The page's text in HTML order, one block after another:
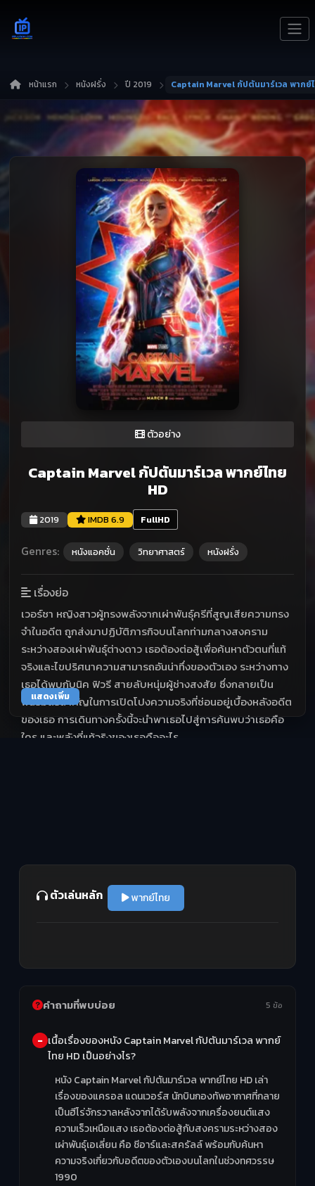
หน้าแรก หนังฝรั่ง ปี 2019 Captain Marvel กัปตันมาร์เวล พากย์
ตัวอย่าง
Captain Marvel กัปตันมาร์เวล พากย์ไทย
HD
2019 IMDB 6.9 FullHD
Genres: หนังแอคชั่น วิทยาศาสตร์ หนังฝรั่ง
เรื่องย่อ
เวอร์ซา หญิงสาวผู้ทรงพลังจากเผ่าพันธุ์ครีที่สูญเสียความทรง
จำในอดีต ถูกส่งมาปฏิบัติภารกิจบนโลกท่ามกลางสงคราม
ระหว่างสองเผ่าพันธุ์ต่างดาว เธอต้องต่อสู้เพื่อค้นหาตัวตนที่แท้
จริงและไขปริศนาความสามารถอันน่าทึ่งของตัวเอง ระหว่างทาง
เธอได้พบกับนิค ฟิวรี สายลับหนุ่มผู้ช่างสงสัย ซึ่งกลายเป็น
พันธมิตรสำคัญในการเปิดโปงความจริงที่ซ่อนอยู่เบื้องหลังอดีต
ของเธอ การเดินทางครั้งนี้จะนำพาเธอไปสู่การค้นพบว่าเธอคือ
ใคร และพลังที่แท้จริงของเธอคืออะไร
แสดงเพิ่ม
ตัวเล่นหลัก พากย์ไทย
คำถามที่พบบ่อย 5 ข้อ
เนื้อเรื่องของหนัง Captain Marvel กัปตันมาร์เวล พากย์
ไทย HD เป็นอย่างไร?
หนัง Captain Marvel กัปตันมาร์เวล พากย์ไทย HD เล่า
เรื่องของแครอล แดนเวอร์ส นักบินกองทัพอากาศที่กลาย
เป็นฮีโร่จักรวาลหลังจากได้รับพลังจากเครื่องยนต์แสง
ความเร็วเหนือแสง เธอต้องต่อสู้กับสงครามระหว่างสอง
เผ่าพันธุ์เอเลี่ยน คือ ชีอาร์และสครัลล์ พร้อมกับค้นหา
ความจริงเกี่ยวกับอดีตของตัวเองบนโลกในช่วงทศวรรษ
1990